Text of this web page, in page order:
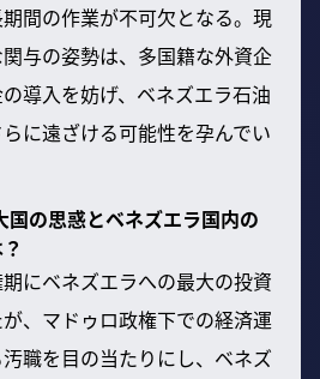
間の作業が不可欠となる。現
与の姿勢は、多国籍な外資企
導入を妨げ、ベネズエラ石油
に遠ざける可能性を孕んでい
国の思惑とベネズエラ国内の
にベネズエラへの最大の投資
、マドゥロ政権下での経済運
職を目の当たりにし、ベネズ